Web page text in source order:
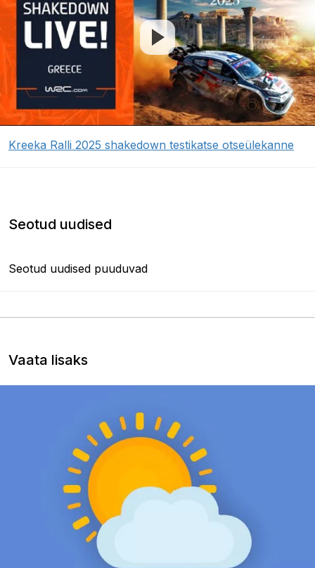
Kreeka Ralli 2025 shakedown testikatse otseülekanne
Seotud uudised
Seotud uudised puuduvad
Vaata lisaks